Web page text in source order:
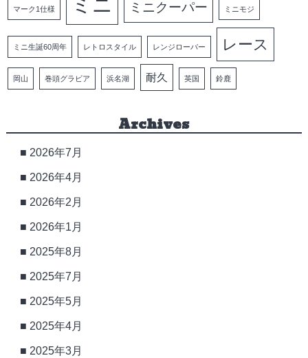
マーク1仕様 ミニクーパー ミニモジ
ミニ生誕60周年 レトロスタイル レンジローバー レース
岡山 巻頭グラビア 浜名湖 耐久 英国 鈴鹿
Archives
2026年7月
2026年4月
2026年2月
2026年1月
2025年8月
2025年7月
2025年5月
2025年4月
2025年3月